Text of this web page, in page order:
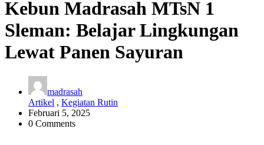
Kebun Madrasah MTsN 1
Sleman: Belajar Lingkungan
Lewat Panen Sayuran
madrasah
Artikel , Kegiatan Rutin
Februari 5, 2025
0 Comments